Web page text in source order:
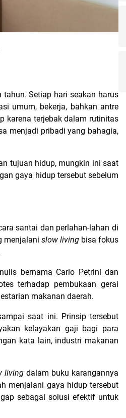
Setiap hari seakan harus
umum, bekerja, bahkan antre
karena terjebak dalam rutinitas
menjadi pribadi yang bahagia,
tujuan hidup, mungkin ini saat
gaya hidup tersebut sebelum
santai dan perlahan-lahan di
menjalani slow living bisa fokus
bernama Carlo Petrini dan
terhadap pembukaan gerai
makanan daerah.
saat ini. Prinsip tersebut
kelayakan gaji bagi para
kata lain, industri makanan
living dalam buku karangannya
menjalani gaya hidup tersebut
sebagai solusi efektif untuk